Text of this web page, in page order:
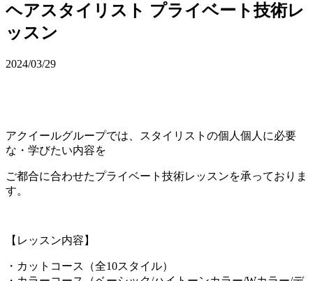
ヘアスタイリスト プライベート技術レ
ッスン
2024/03/29
アクイールグループでは、スタイリストの個人個人に必要
な・学びたい内容を
ご都合に合わせたプライベート技術レッスンを承っておりま
す。
【レッスン内容】
・カットコース（全10スタイル）